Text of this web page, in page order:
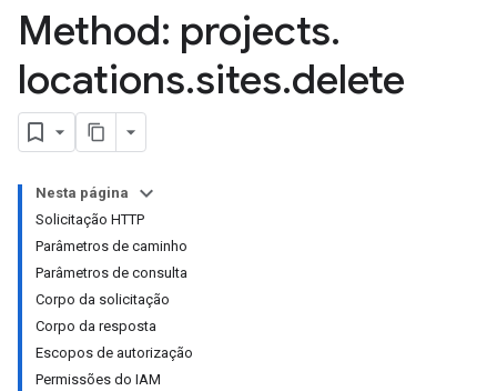
Method: projects.
locations.sites.delete
Nesta página
Solicitação HTTP
Parâmetros de caminho
Parâmetros de consulta
Corpo da solicitação
Corpo da resposta
Escopos de autorização
Permissões do IAM